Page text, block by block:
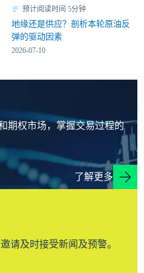
预计阅读时间 5分钟
地缘还是供应？剖析本轮原油反
弹的驱动因素
2026-07-10
期权市场，掌握交易过程的
了解更多
请及时接受新闻及预警。